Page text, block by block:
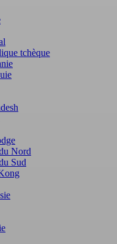
tchèque
Nord
Sud